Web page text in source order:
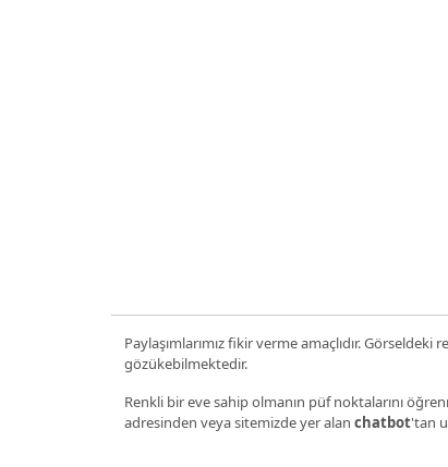
Paylaşımlarımız fikir verme amaçlıdır.
gözükebilmektedir.
Renkli bir eve sahip olmanın püf noktalarını
adresinden veya sitemizde yer alan chatbot'tan